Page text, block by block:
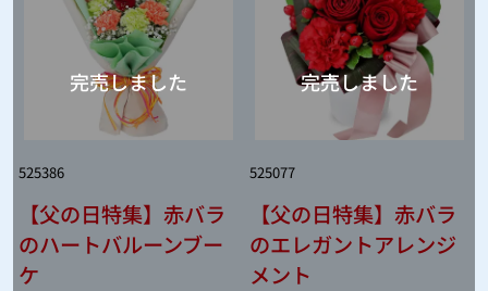
525386
【父の日特集】赤バラ
のハートバルーンブー
ケ
525077
【父の日特集】赤バラ
のエレガントアレンジ
メント